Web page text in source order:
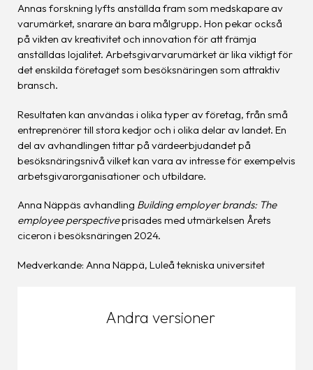
Annas forskning lyfts anställda fram som medskapare av
varumärket, snarare än bara målgrupp. Hon pekar också
på vikten av kreativitet och innovation för att främja
anställdas lojalitet. Arbetsgivarvarumärket är lika viktigt för
det enskilda företaget som besöksnäringen som attraktiv
bransch.
Resultaten kan användas i olika typer av företag, från små
entreprenörer till stora kedjor och i olika delar av landet. En
del av avhandlingen tittar på värdeerbjudandet på
besöksnäringsnivå vilket kan vara av intresse för exempelvis
arbetsgivarorganisationer och utbildare.
Anna Näppäs avhandling Building employer brands: The
employee perspectiveprisades med utmärkelsen Årets
ciceron i besöksnäringen 2024.
Medverkande: Anna Näppä, Luleå tekniska universitet
Andra versioner